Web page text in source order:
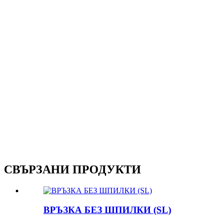
СВЪРЗАНИ ПРОДУКТИ
ВРЪЗКА БЕЗ ШПИЛКИ (SL)